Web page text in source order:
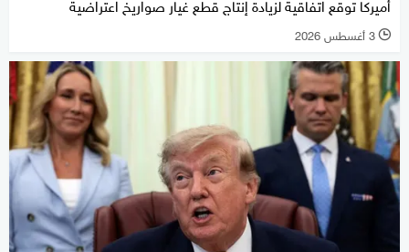
l 3 أغسطس 2026